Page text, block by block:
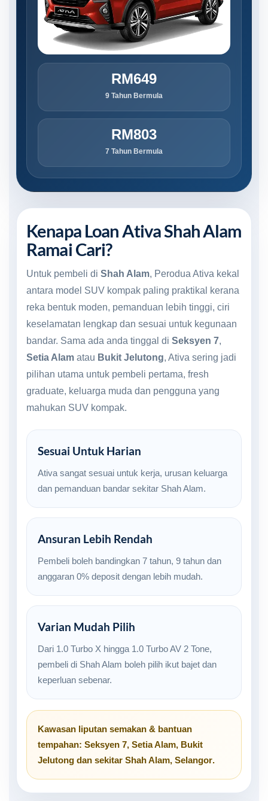
RM649
9 Tahun Bermula
RM803
7 Tahun Bermula
Kenapa Loan Ativa Shah Alam
Ramai Cari?
Untuk pembeli di Shah Alam, Perodua Ativa kekal
antara model SUV kompak paling praktikal kerana
reka bentuk moden, pemanduan lebih tinggi, ciri
keselamatan lengkap dan sesuai untuk kegunaan
bandar. Sama ada anda tinggal di Seksyen 7,
Setia Alam atau Bukit Jelutong, Ativa sering jadi
pilihan utama untuk pembeli pertama, fresh
graduate, keluarga muda dan pengguna yang
mahukan SUV kompak.
Sesuai Untuk Harian
Ativa sangat sesuai untuk kerja, urusan keluarga
dan pemanduan bandar sekitar Shah Alam.
Ansuran Lebih Rendah
Pembeli boleh bandingkan 7 tahun, 9 tahun dan
anggaran 0% deposit dengan lebih mudah.
Varian Mudah Pilih
Dari 1.0 Turbo X hingga 1.0 Turbo AV 2 Tone,
pembeli di Shah Alam boleh pilih ikut bajet dan
keperluan sebenar.
Kawasan liputan semakan & bantuan
tempahan: Seksyen 7, Setia Alam, Bukit
Jelutong dan sekitar Shah Alam, Selangor.